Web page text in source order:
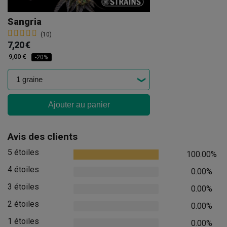
Sangria
(10)
7,20 €
9,00 € -20%
Ajouter au panier
Avis des clients
5 étoiles
100.00%
4 étoiles
0.00%
3 étoiles
0.00%
2 étoiles
0.00%
1 étoiles
0.00%